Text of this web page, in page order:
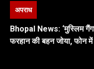
अपराध
Bhopal News: ‘मुस्लिम
फरहान की बहन जोया, फोन